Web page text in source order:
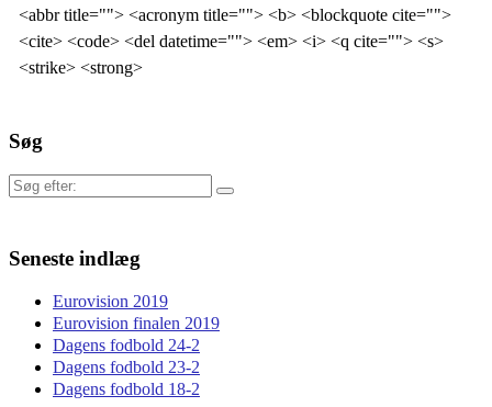
<abbr title=""> <acronym title=""> <b> <blockquote cite="">
<cite> <code> <del datetime=""> <em> <i> <q cite=""> <s>
<strike> <strong>
Søg
Søg
Seneste indlæg
Eurovision 2019
Eurovision finalen 2019
Dagens fodbold 24-2
Dagens fodbold 23-2
Dagens fodbold 18-2